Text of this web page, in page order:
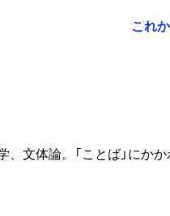
これ
文体論。「ことば」にか